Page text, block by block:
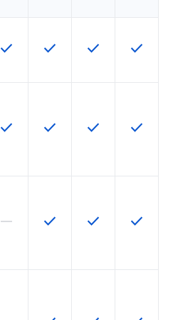
Diese Funktion ist für die
check Diese Funktion ist für die
check Diese Funktion
check Diese
check
Diese Funktion ist für die
check Diese Funktion ist für die
check Diese Funktion
check Diese
check
Diese Funktion ist für die
horizontal_rule Diese Funktion ist für die
check Diese Funktion
check Diese
check